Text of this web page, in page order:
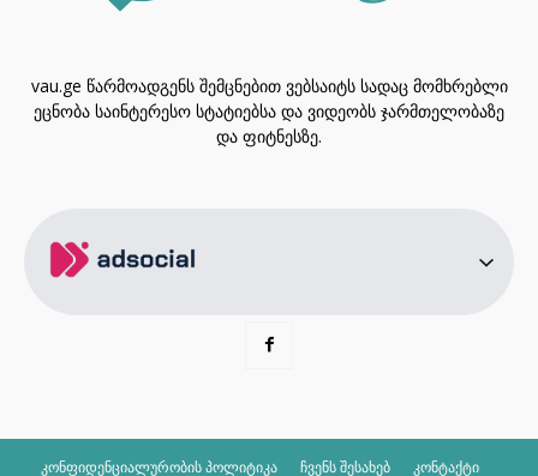
vau.ge წარმოადგენს შემცნებით ვებსაიტს სადაც მომხრებლი
ეცნობა საინტერესო სტატიებსა და ვიდეობს ჯარმთელობაზე
და ფიტნესზე.
კონფიდენციალურობის პოლიტიკა ჩვენს შესახებ კონტაქტი